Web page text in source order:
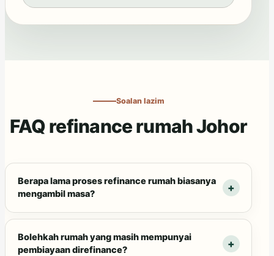
Soalan lazim
FAQ refinance rumah Johor
Berapa lama proses refinance rumah biasanya
mengambil masa?
Bolehkah rumah yang masih mempunyai
pembiayaan direfinance?